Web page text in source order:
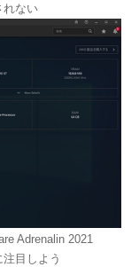
れない
Adrenalin 2021
目しよう